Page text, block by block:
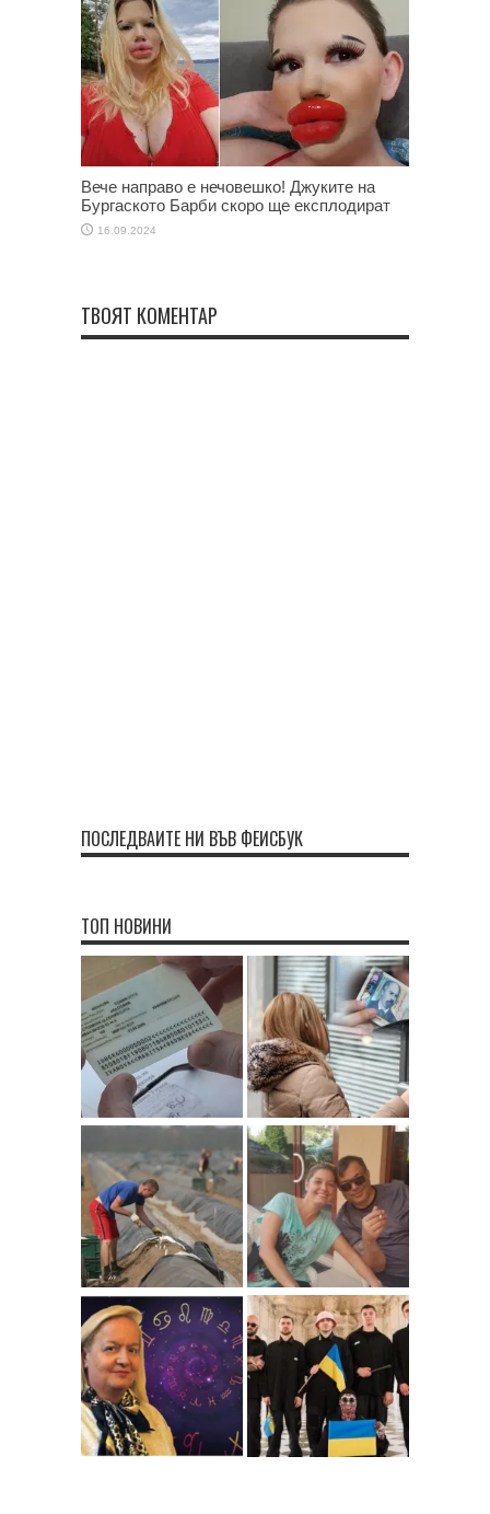
Вече направо е нечовешко! Джуките на
Бургаското Барби скоро ще експлодират
16.09.2024
ТВОЯТ КОМЕНТАР
ПОСЛЕДВАЙТЕ НИ ВЪВ ФЕЙСБУК
ТОП НОВИНИ